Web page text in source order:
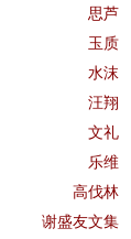
思芦
玉质
水沫
汪翔
文礼
乐维
高伐林
谢盛友文集